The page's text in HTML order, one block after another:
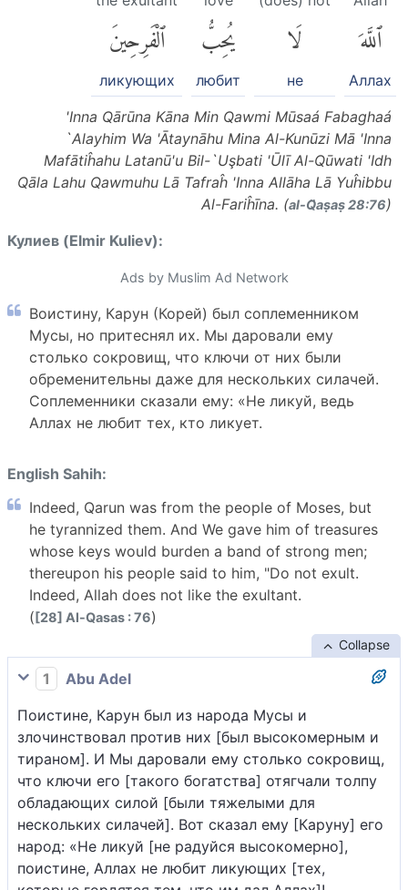
ٱللَّهَ
Аллах
لَا
не
يُحِبُّ
любит
ٱلْفَرِحِينَ
ликующих
'Inna Qārūna Kāna Min Qawmi Mūsaá Fabaghaá
`Alayhim Wa 'Ātaynāhu Mina Al-Kunūzi Mā 'Inna
Mafātiĥahu Latanū'u Bil-`Uşbati 'Ūlī Al-Qūwati 'Idh
Qāla Lahu Qawmuhu Lā Tafraĥ 'Inna Allāha Lā Yuĥibbu
Al-Fariĥīna. (al-Q̈aṣaṣ 28:76)
Кулиев (Elmir Kuliev):
Ads by Muslim Ad Network
Воистину, Карун (Корей) был соплеменником
Мусы, но притеснял их. Мы даровали ему
столько сокровищ, что ключи от них были
обременительны даже для нескольких силачей.
Соплеменники сказали ему: «Не ликуй, ведь
Аллах не любит тех, кто ликует.
English Sahih:
Indeed, Qarun was from the people of Moses, but
he tyrannized them. And We gave him of treasures
whose keys would burden a band of strong men;
thereupon his people said to him, "Do not exult.
Indeed, Allah does not like the exultant.
([28] Al-Qasas : 76)
Collapse
1
Abu Adel
Поистине, Карун был из народа Мусы и
злочинствовал против них [был высокомерным и
тираном]. И Мы даровали ему столько сокровищ,
что ключи его [такого богатства] отягчали толпу
обладающих силой [были тяжелыми для
нескольких силачей]. Вот сказал ему [Каруну] его
народ: «Не ликуй [не радуйся высокомерно],
поистине, Аллах не любит ликующих [тех,